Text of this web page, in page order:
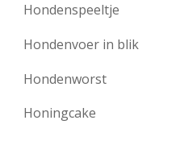
Hondenspeeltje
Hondenvoer in blik
Hondenworst
Honingcake